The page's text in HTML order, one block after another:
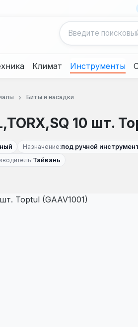
Климат Инструменты
Биты и насадки
10 шт.
Назначение:под ручной
Тайвань